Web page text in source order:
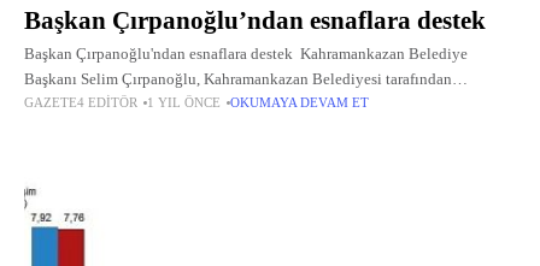
Başkan Çırpanoğlu’ndan esnaflara destek
Başkan Çırpanoğlu'ndan esnaflara destek Kahramankazan Belediye
Başkanı Selim Çırpanoğlu, Kahramankazan Belediyesi tarafından
hazırlanan ve esnafların işlerinde kullanabilecekleri çeşitli eşyaları içeren
GAZETE4 EDITÖR 1 YIL ÖNCE OKUMAYA DEVAM ET